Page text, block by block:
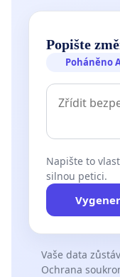
Popište
Poháněno
Napište to
silnou petici.
Vaše data
Ochrana